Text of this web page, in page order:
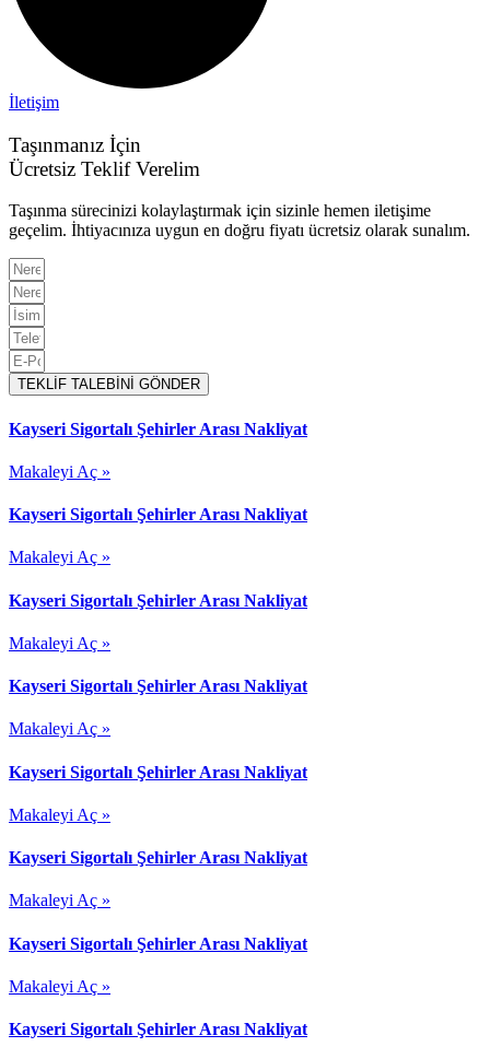
İletişim
Taşınmanız İçin
Ücretsiz Teklif Verelim
Taşınma sürecinizi kolaylaştırmak için sizinle hemen iletişime
geçelim. İhtiyacınıza uygun en doğru fiyatı ücretsiz olarak sunalım.
TEKLİF TALEBİNİ GÖNDER
Kayseri Sigortalı Şehirler Arası Nakliyat
Makaleyi Aç »
Kayseri Sigortalı Şehirler Arası Nakliyat
Makaleyi Aç »
Kayseri Sigortalı Şehirler Arası Nakliyat
Makaleyi Aç »
Kayseri Sigortalı Şehirler Arası Nakliyat
Makaleyi Aç »
Kayseri Sigortalı Şehirler Arası Nakliyat
Makaleyi Aç »
Kayseri Sigortalı Şehirler Arası Nakliyat
Makaleyi Aç »
Kayseri Sigortalı Şehirler Arası Nakliyat
Makaleyi Aç »
Kayseri Sigortalı Şehirler Arası Nakliyat